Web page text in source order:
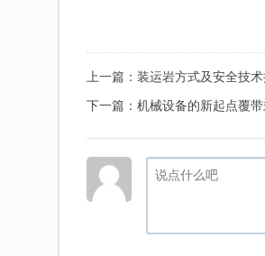
上一篇： 装运岩方式及安全技
下一篇： 机械设备的新起点覆